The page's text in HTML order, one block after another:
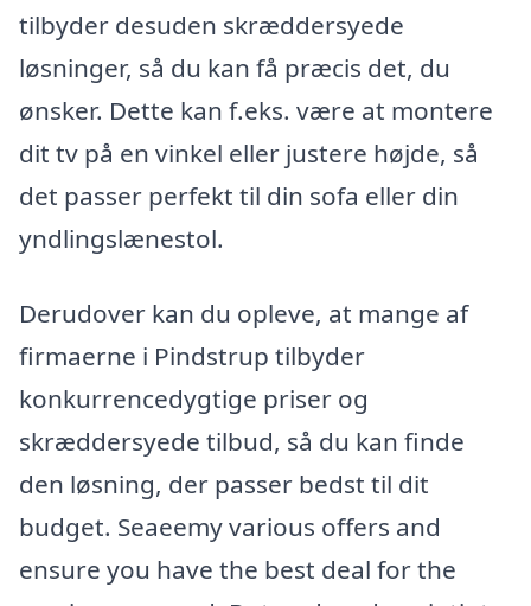
tilbyder desuden skræddersyede
løsninger, så du kan få præcis det, du
ønsker. Dette kan f.eks. være at montere
dit tv på en vinkel eller justere højde, så
det passer perfekt til din sofa eller din
yndlingslænestol.
Derudover kan du opleve, at mange af
firmaerne i Pindstrup tilbyder
konkurrencedygtige priser og
skræddersyede tilbud, så du kan finde
den løsning, der passer bedst til dit
budget. Seaeemy various offers and
ensure you have the best deal for the